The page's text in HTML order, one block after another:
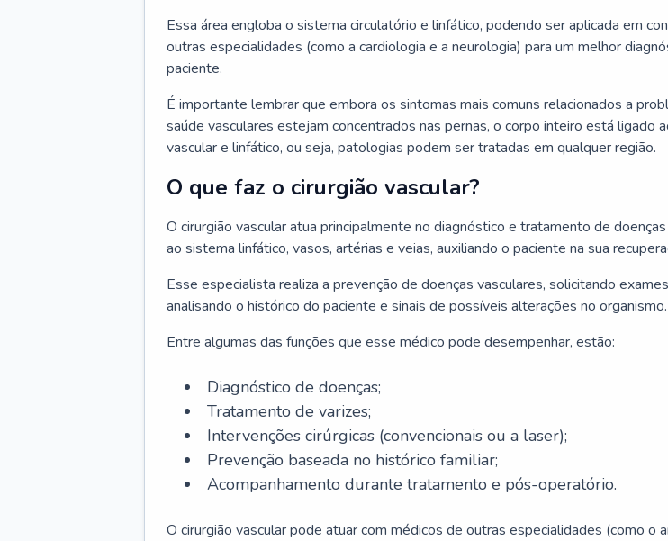
Essa área engloba o sistema circulatório e linfático, podendo ser aplicada em
outras especialidades (como a cardiologia e a neurologia) para um melhor
paciente.
É importante lembrar que embora os sintomas mais comuns relacionados a
saúde vasculares estejam concentrados nas pernas, o corpo inteiro está ligado
vascular e linfático, ou seja, patologias podem ser tratadas em qualquer região.
O que faz o cirurgião vascular?
O cirurgião vascular atua principalmente no diagnóstico e tratamento de
ao sistema linfático, vasos, artérias e veias, auxiliando o paciente na sua
Esse especialista realiza a prevenção de doenças vasculares, solicitando
analisando o histórico do paciente e sinais de possíveis alterações no organismo.
Entre algumas das funções que esse médico pode desempenhar, estão:
Diagnóstico de doenças;
Tratamento de varizes;
Intervenções cirúrgicas (convencionais ou a laser);
Prevenção baseada no histórico familiar;
Acompanhamento durante tratamento e pós-operatório.
O cirurgião vascular pode atuar com médicos de outras especialidades (como o